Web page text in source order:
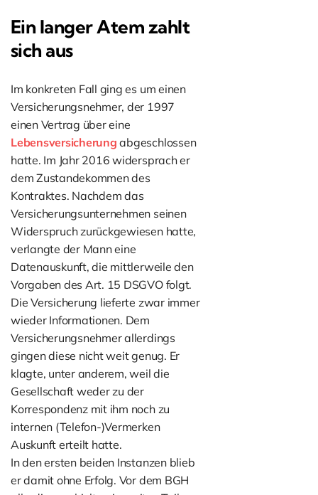
Ein langer Atem zahlt
sich aus
Im konkreten Fall ging es um einen
Versicherungsnehmer, der 1997
einen Vertrag über eine
Lebensversicherung abgeschlossen
hatte. Im Jahr 2016 widersprach er
dem Zustandekommen des
Kontraktes. Nachdem das
Versicherungsunternehmen seinen
Widerspruch zurückgewiesen hatte,
verlangte der Mann eine
Datenauskunft, die mittlerweile den
Vorgaben des Art. 15 DSGVO folgt.
Die Versicherung lieferte zwar immer
wieder Informationen. Dem
Versicherungsnehmer allerdings
gingen diese nicht weit genug. Er
klagte, unter anderem, weil die
Gesellschaft weder zu der
Korrespondenz mit ihm noch zu
internen (Telefon-)Vermerken
Auskunft erteilt hatte.
In den ersten beiden Instanzen blieb
er damit ohne Erfolg. Vor dem BGH